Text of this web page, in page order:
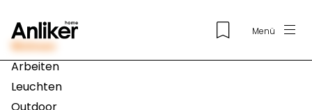
Menü
Wohnen
Arbeiten
Leuchten